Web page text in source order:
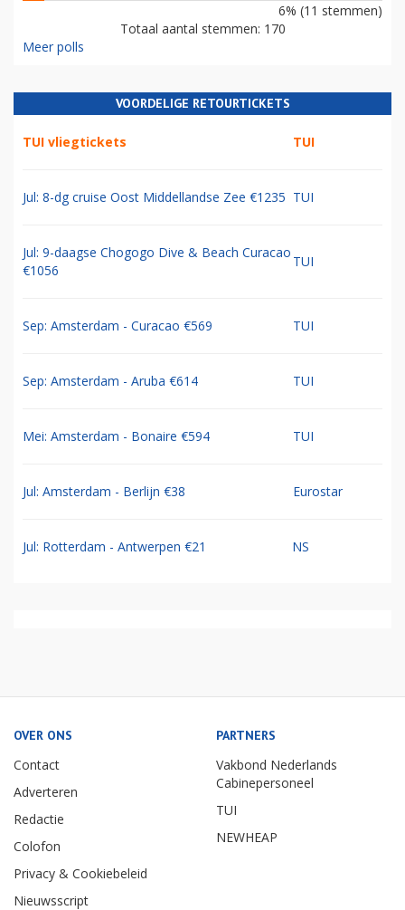
6% (11 stemmen)
Totaal aantal stemmen: 170
Meer polls
VOORDELIGE RETOURTICKETS
TUI vliegtickets TUI
Jul: 8-dg cruise Oost Middellandse Zee €1235 TUI
Jul: 9-daagse Chogogo Dive & Beach Curacao
€1056
TUI
Sep: Amsterdam - Curacao €569 TUI
Sep: Amsterdam - Aruba €614 TUI
Mei: Amsterdam - Bonaire €594 TUI
Jul: Amsterdam - Berlijn €38 Eurostar
Jul: Rotterdam - Antwerpen €21 NS
OVER ONS
Contact
Adverteren
Redactie
Colofon
Privacy & Cookiebeleid
Nieuwsscript
PARTNERS
Vakbond Nederlands
Cabinepersoneel
TUI
NEWHEAP